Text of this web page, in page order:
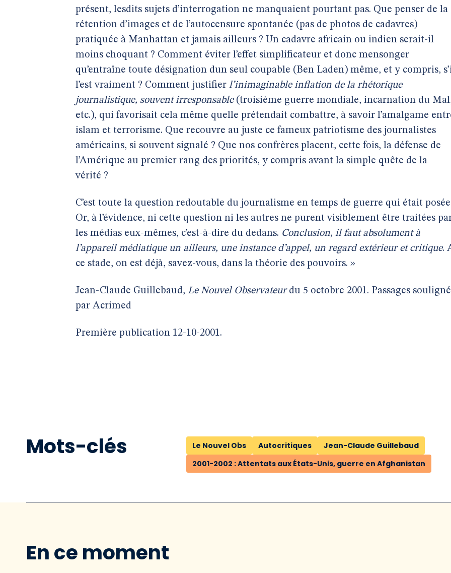
présent, lesdits sujets d’interrogation ne manquaient pourtant pas. Que penser de la
rétention d’images et de l’autocensure spontanée (pas de photos de cadavres)
pratiquée à Manhattan et jamais ailleurs ? Un cadavre africain ou indien serait-il
moins choquant ? Comment éviter l’effet simplificateur et donc mensonger
qu’entraîne toute désignation dun seul coupable (Ben Laden) même, et y compris,
l’est vraiment ? Comment justifier l’inimaginable inflation de la rhétorique
journalistique, souvent irresponsable(troisième guerre mondiale, incarnation du
etc.), qui favorisait cela même quelle prétendait combattre, à savoir l’amalgame
islam et terrorisme. Que recouvre au juste ce fameux patriotisme des journalistes
américains, si souvent signalé ? Que nos confrères placent, cette fois, la défense de
l’Amérique au premier rang des priorités, y compris avant la simple quête de la
vérité ?
C’est toute la question redoutable du journalisme en temps de guerre qui était
Or, à l’évidence, ni cette question ni les autres ne purent visiblement être traitées
les médias eux-mêmes, c’est-à-dire du dedans. Conclusion, il faut absolument à
l’appareil médiatique un ailleurs, une instance d’appel, un regard extérieur et critique.
ce stade, on est déjà, savez-vous, dans la théorie des pouvoirs. »
Jean-Claude Guillebaud, Le Nouvel Observateurdu 5 octobre 2001. Passages
par Acrimed
Première publication 12-10-2001.
Mots-clés Le Nouvel Obs Autocritiques
Jean-Claude Guillebaud
2001-2002 : Attentats aux États-Unis, guerre en Afghanistan
En ce moment